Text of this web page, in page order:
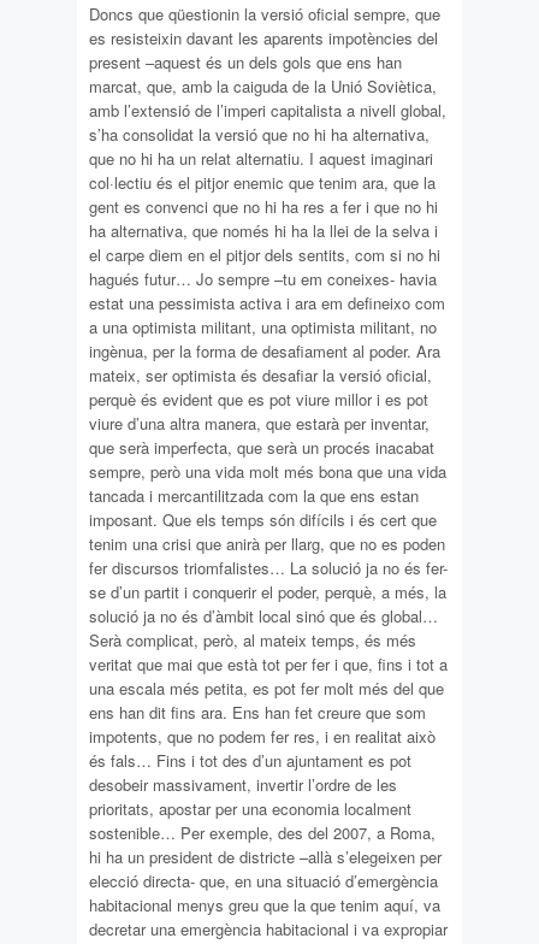
Doncs que qüestionin la versió oficial sempre, que
es resisteixin davant les aparents impotències del
present –aquest és un dels gols que ens han
marcat, que, amb la caiguda de la Unió Soviètica,
amb l’extensió de l’imperi capitalista a nivell global,
s’ha consolidat la versió que no hi ha alternativa,
que no hi ha un relat alternatiu. I aquest imaginari
col·lectiu és el pitjor enemic que tenim ara, que la
gent es convenci que no hi ha res a fer i que no hi
ha alternativa, que només hi ha la llei de la selva i
el carpe diem en el pitjor dels sentits, com si no hi
hagués futur… Jo sempre –tu em coneixes- havia
estat una pessimista activa i ara em defineixo com
a una optimista militant, una optimista militant, no
ingènua, per la forma de desafiament al poder. Ara
mateix, ser optimista és desafiar la versió oficial,
perquè és evident que es pot viure millor i es pot
viure d’una altra manera, que estarà per inventar,
que serà imperfecta, que serà un procés inacabat
sempre, però una vida molt més bona que una vida
tancada i mercantilitzada com la que ens estan
imposant. Que els temps són difícils i és cert que
tenim una crisi que anirà per llarg, que no es poden
fer discursos triomfalistes… La solució ja no és fer-
se d’un partit i conquerir el poder, perquè, a més, la
solució ja no és d’àmbit local sinó que és global…
Serà complicat, però, al mateix temps, és més
veritat que mai que està tot per fer i que, fins i tot a
una escala més petita, es pot fer molt més del que
ens han dit fins ara. Ens han fet creure que som
impotents, que no podem fer res, i en realitat això
és fals… Fins i tot des d’un ajuntament es pot
desobeir massivament, invertir l’ordre de les
prioritats, apostar per una economia localment
sostenible… Per exemple, des del 2007, a Roma,
hi ha un president de districte –allà s’elegeixen per
elecció directa- que, en una situació d’emergència
habitacional menys greu que la que tenim aquí, va
decretar una emergència habitacional i va expropiar